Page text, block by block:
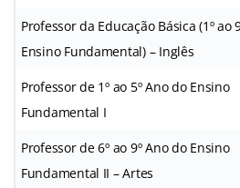
Professor da Educação Básica (1º ao
Ensino Fundamental) – Inglês
Professor de 1º ao 5º Ano do Ensino
Fundamental I
Professor de 6º ao 9º Ano do Ensino
Fundamental II – Artes